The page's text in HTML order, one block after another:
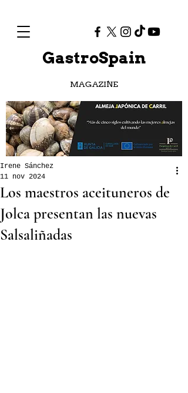
GastroSpain
MAGAZINE
Los maestros aceituneros de
Jolca presentan las nuevas
Salsaliñadas
Irene Sánchez
11 nov 2024